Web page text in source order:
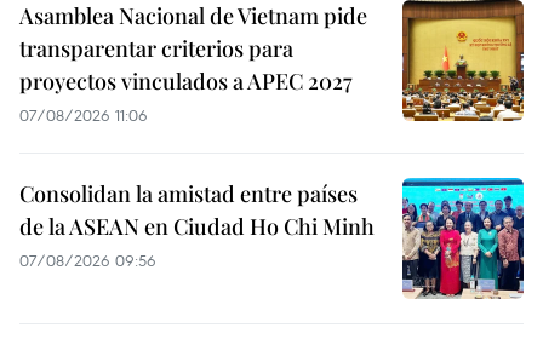
Asamblea Nacional de Vietnam pide
transparentar criterios para
proyectos vinculados a APEC 2027
07/08/2026 11:06
Consolidan la amistad entre países
de la ASEAN en Ciudad Ho Chi Minh
07/08/2026 09:56